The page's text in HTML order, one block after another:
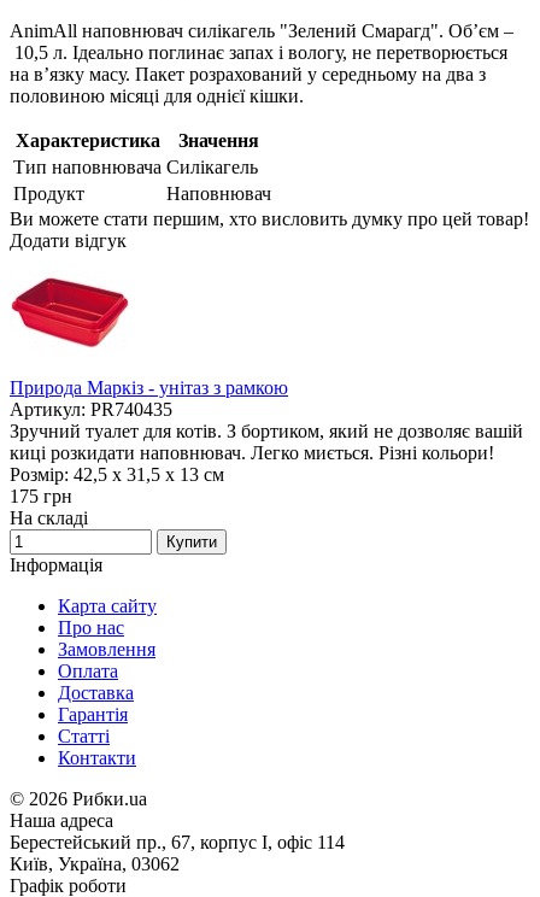
AnimAll наповнювач силікагель "Зелений Смарагд". Об’єм –
10,5 л. Ідеально поглинає запах і вологу, не перетворюється
на в’язку масу. Пакет розрахований у середньому на два з
половиною місяці для однієї кішки.
Характеристика
Значення
Тип наповнювача Силікагель
Продукт
Наповнювач
Ви можете стати першим, хто висловить думку про цей товар!
Додати відгук
Природа Маркіз - унітаз з рамкою
Артикул: PR740435
Зручний туалет для котів. З бортиком, який не дозволяє вашій
киці розкидати наповнювач. Легко миється. Різні кольори!
Розмір: 42,5 х 31,5 х 13 см
175 грн
На складі
Купити
Інформація
Карта сайту
Про нас
Замовлення
Оплата
Доставка
Гарантія
Статті
Контакти
© 2026 Рибки.ua
Наша адреса
Берестейський пр., 67, корпус І, офіс 114
Київ, Україна, 03062
Графік роботи